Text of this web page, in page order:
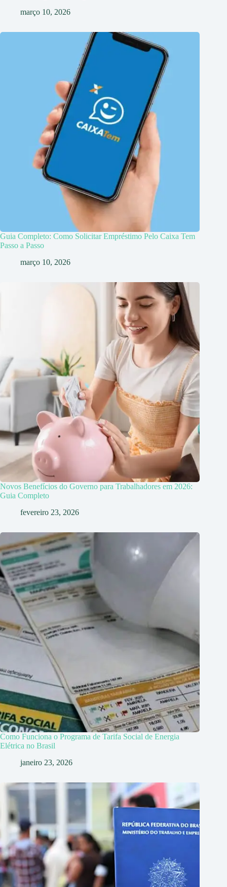
março 10, 2026
Guia Completo: Como Solicitar Empréstimo Pelo Caixa Tem
Passo a Passo
março 10, 2026
Novos Benefícios do Governo para Trabalhadores em 2026:
Guia Completo
fevereiro 23, 2026
Como Funciona o Programa de Tarifa Social de Energia
Elétrica no Brasil
janeiro 23, 2026